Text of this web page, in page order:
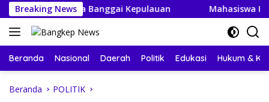
Langsung
ke
konten
Breaking News
Budaya Banggai Kepulauan Mahasiswa KKN-PPM
Beranda Nasional Daerah Politik Edukasi Hukum &
Beranda POLITIK